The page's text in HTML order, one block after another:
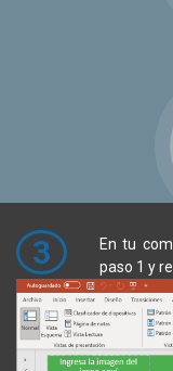
3
En tu
paso 1 y